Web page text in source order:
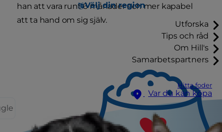
Välj din region
Utforska
Tips och råd
Om Hill's
Samarbetspartners
Hitta foder
Var du kan köpa
han att vara runt 6 månader och mer kapabel
att ta hand om sig själv.